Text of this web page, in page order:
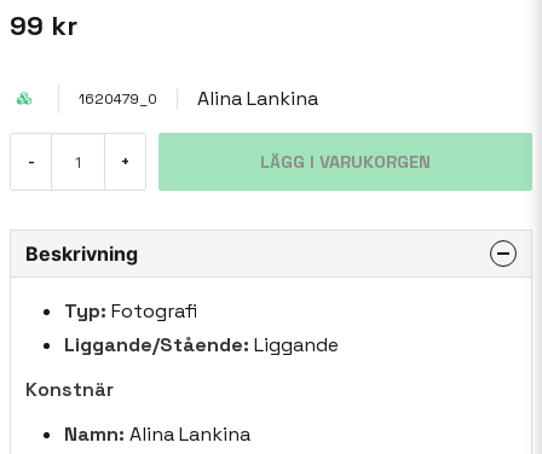
99 kr
1620479_0 Alina Lankina
- + LÄGG I VARUKORGEN
Beskrivning
Typ: Fotografi
Liggande/Stående: Liggande
Konstnär
Namn: Alina Lankina